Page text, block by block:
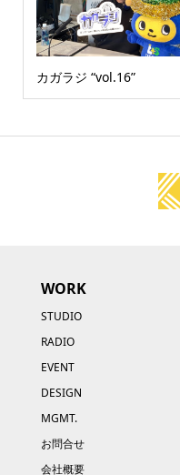
カガラジ “vol.16”
WORK
STUDIO
RADIO
EVENT
DESIGN
MGMT.
お問合せ
会社概要